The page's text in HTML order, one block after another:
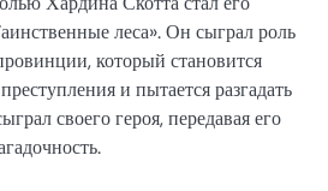
леса». Он сыграл роль
который становится
и пытается разгадать
своего героя, передавая его